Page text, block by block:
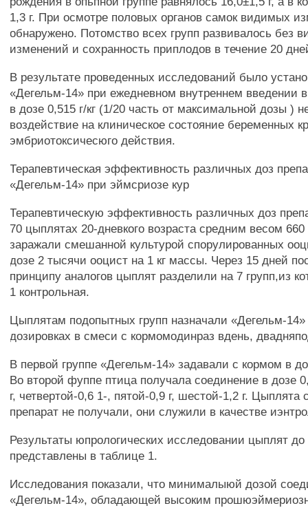
1,3 г. При осмотре половых органов самок видимых
обнаружено. Потомство всех групп развивалось без
изменений и сохранность приплодов в течение 20
В результате проведенных исследований было
«Дегельм-14» при ежедневном внутреннем введении
в дозе 0,515 г/кг (1/20 часть от максимальной дозы )
воздействие на клиническое состояние беременных
эмбриотоксичесюго действия.
Терапевтическая эффективность различных доз
«Дегельм-14» при эймсриозе кур
Терапевтическую эффективность различных доз
70 цыплятах 20-дневкого возраста средним весом
заражали смешанной культурой спорулированных
дозе 2 тысячи ооцист на 1 кг массы. Через 15 дней
принципу аналогов цыплят разделили на 7 групп,из
1 контрольная.
Цыплятам подопытных групп назначали «Дегельм-
дозировках в смеси с кормомодинраз вдень,
В первой группе «Дегельм-14» задавали с кормом в
Во второй фуппе птица получала соединение в дозе
г, четвертой-0,6 1-, пятой-0,9 г, шестой-1,2 г. Цыплята
препарат не получали, они служили в качестве
Результаты юпрологических исследовании цыплят
представлены в таблице 1.
Исследования показали, что минималыюй дозой
«Дегельм-14», обладающей высоким